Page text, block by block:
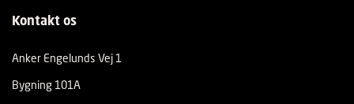
Kontakt os
Anker Engelunds Vej 1
Bygning 101A